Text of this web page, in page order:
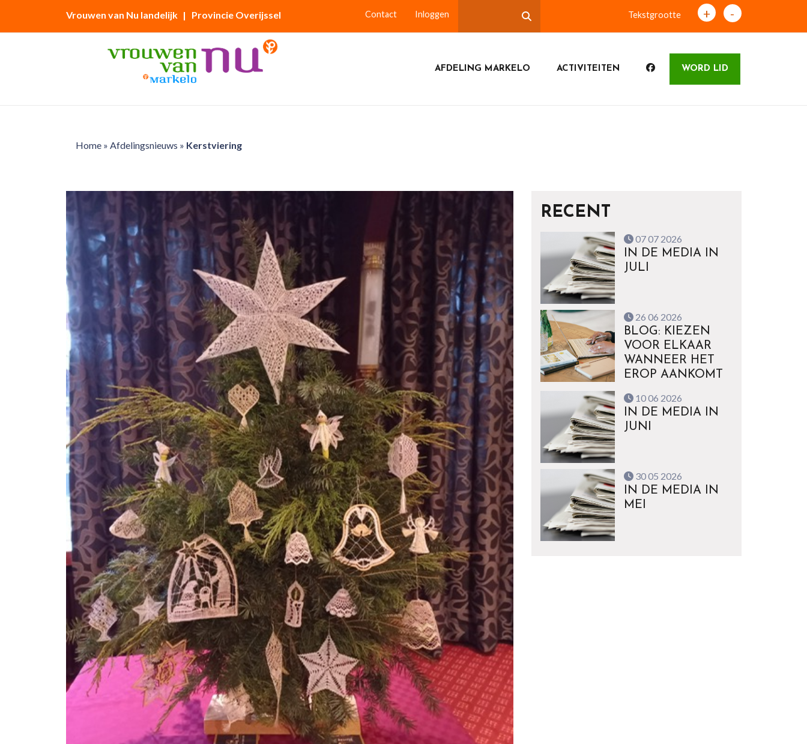
Vrouwen van Nu landelijk | Provincie Overijssel Contact Inloggen Tekstgrootte + -
AFDELING MARKELO ACTIVITEITEN WORD LID
Home» Afdelingsnieuws » Kerstviering
RECENT
07 07 2026
IN DE MEDIA IN
JULI
26 06 2026
BLOG: KIEZEN
VOOR ELKAAR
WANNEER HET
EROP AANKOMT
10 06 2026
IN DE MEDIA IN
JUNI
30 05 2026
IN DE MEDIA IN
MEI